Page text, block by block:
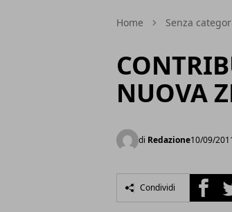
Home Senza
NUOVA
di Redazione10/09/
Condividi